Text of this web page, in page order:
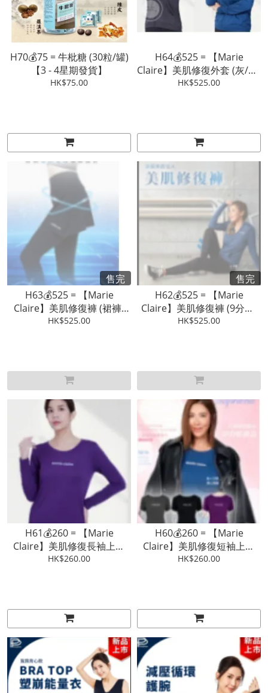
H70💰75 = 牛枇糖 (30粒/罐)
【3 - 4星期發貨】
HK$75.00
H64💰525 = 【Marie
Claire】美肌修復外套 (灰/藍)
(M/L ; XL/2XL)【3 - 4星期發
HK$525.00
售完
H63💰525 = 【Marie
Claire】美肌修復褲 (裙褲)
【3 - 4星期發貨】
HK$525.00
售完
H62💰525 = 【Marie
Claire】美肌修復褲 (9分褲)
【3 - 4星期發貨】
HK$525.00
H61💰260 = 【Marie
Claire】美肌修復長袖上衣
(黑/藍/紫) (M/L ; XL/2XL)【3 -
HK$260.00
H60💰260 = 【Marie
Claire】美肌修復短袖上衣
(灰/黑/藍/紫) (M/L ; XL/2XL)
HK$260.00